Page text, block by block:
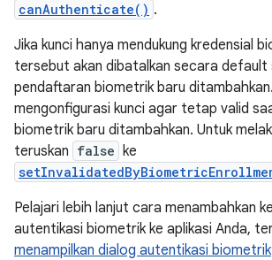
canAuthenticate() .
Jika kunci hanya mendukung kredensial
tersebut akan dibatalkan secara default
pendaftaran biometrik baru
mengonfigurasi kunci agar tetap valid
biometrik baru ditambahkan. Untuk
teruskan false ke
Pelajari lebih lanjut cara menambahkan
autentikasi biometrik ke aplikasi Anda,
menampilkan dialog autentikasi biometrik